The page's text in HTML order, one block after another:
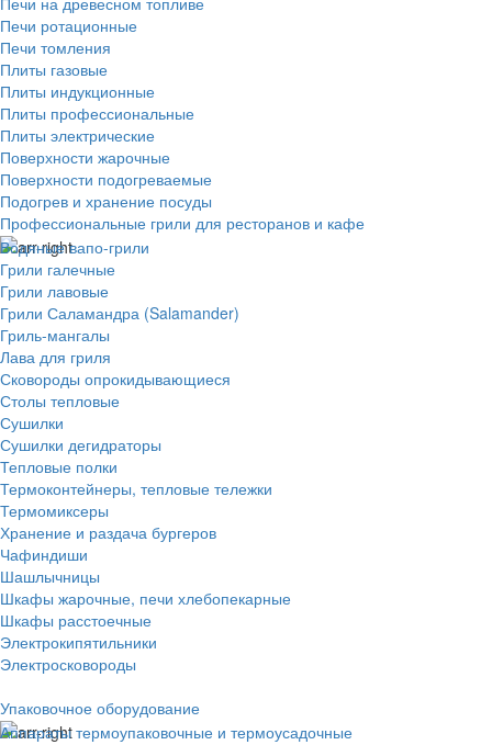
Печи ротационные
Печи томления
Плиты газовые
Плиты индукционные
Плиты профессиональные
Плиты электрические
Поверхности жарочные
Поверхности подогреваемые
Подогрев и хранение посуды
Профессиональные грили для ресторанов и кафе
Водяные вапо-грили
Грили галечные
Грили лавовые
Грили Саламандра (Salamander)
Гриль-мангалы
Лава для гриля
Сковороды опрокидывающиеся
Столы тепловые
Сушилки
Сушилки дегидраторы
Тепловые полки
Термоконтейнеры, тепловые тележки
Термомиксеры
Хранение и раздача бургеров
Чафиндиши
Шашлычницы
Шкафы жарочные, печи хлебопекарные
Шкафы расстоечные
Электрокипятильники
Электросковороды
Упаковочное оборудование
Аппараты термоупаковочные и термоусадочные